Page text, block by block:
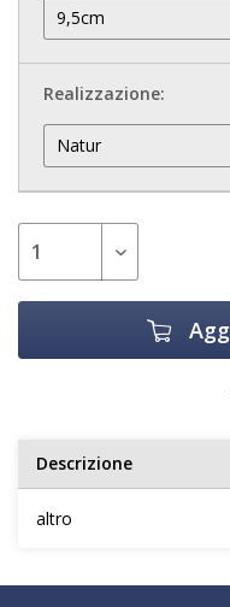
Realizzazione:
Descrizione
altro